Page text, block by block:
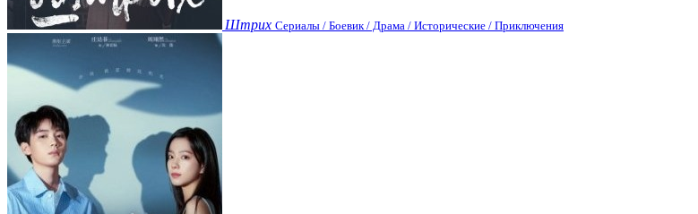
Штрих Сериалы / Боевик / Драма / Исторические / Приключения